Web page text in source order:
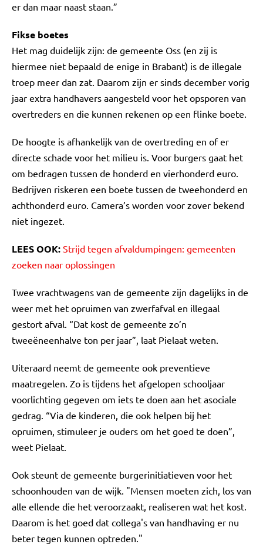
er dan maar naast staan.”
Fikse boetes
Het mag duidelijk zijn: de gemeente Oss (en zij is
hiermee niet bepaald de enige in Brabant) is de illegale
troep meer dan zat. Daarom zijn er sinds december vorig
jaar extra handhavers aangesteld voor het opsporen van
overtreders en die kunnen rekenen op een flinke boete.
De hoogte is afhankelijk van de overtreding en of er
directe schade voor het milieu is. Voor burgers gaat het
om bedragen tussen de honderd en vierhonderd euro.
Bedrijven riskeren een boete tussen de tweehonderd en
achthonderd euro. Camera’s worden voor zover bekend
niet ingezet.
LEES OOK: Strijd tegen afvaldumpingen: gemeenten
zoeken naar oplossingen
Twee vrachtwagens van de gemeente zijn dagelijks in de
weer met het opruimen van zwerfafval en illegaal
gestort afval. “Dat kost de gemeente zo’n
tweeëneenhalve ton per jaar”, laat Pielaat weten.
Uiteraard neemt de gemeente ook preventieve
maatregelen. Zo is tijdens het afgelopen schooljaar
voorlichting gegeven om iets te doen aan het asociale
gedrag. “Via de kinderen, die ook helpen bij het
opruimen, stimuleer je ouders om het goed te doen”,
weet Pielaat.
Ook steunt de gemeente burgerinitiatieven voor het
schoonhouden van de wijk. "Mensen moeten zich, los van
alle ellende die het veroorzaakt, realiseren wat het kost.
Daarom is het goed dat collega's van handhaving er nu
beter tegen kunnen optreden."